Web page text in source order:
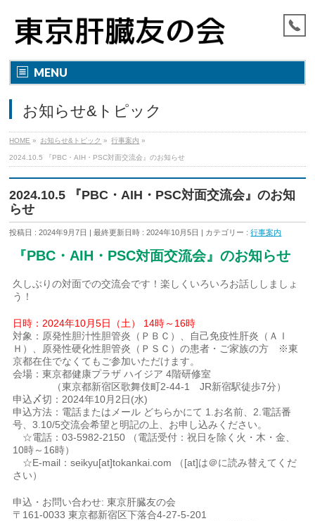
MENU
お知らせ&トピック
HOME » お知らせ&トピック » 行事案内 »
2024.10.5 『PBC・AIH・PSC対面交流会』のお知らせ
2024.10.5 『PBC・AIH・PSC対面交流会』のお知
らせ
投稿日 : 2024年9月7日 最終更新日時 : 2024年10月5日 カテゴリー :行事案内
『PBC・AIH・PSC対面交流会』のお知らせ
久しぶりの対面での交流会です！楽しくいろいろお話ししましょ
う！
日時：2024年10月5日（土） 14時～16時
対象：原発性胆汁性胆管炎（ＰＢＣ）、自己免疫性肝炎（ＡＩ
Ｈ）、原発性硬化性胆管炎（ＰＳＣ）の患者・ご家族の方 ※東
京都在住でなくてもご参加いただけます。
会場：東京都健康プラザ ハイジア 4階研修室
（東京都新宿区歌舞伎町2-44-1 JR新宿駅徒歩7分）
申込〆切：2024年10月2日(水)
申込方法：電話またはメール どちらかにて 1.お名前、2.電話番
号、3.10/5交流会希望と明記の上、お申し込みください。
☆電話：03-5982-2150 （電話受付：祝日を除く火・木・金、
10時～16時）
☆E-mail：seikyu[at]tokankai.com （[at]は＠に読み替えてくだ
さい）
申込・お問い合わせ: 東京肝臓友の会
〒161-0033 東京都新宿区下落合4-27-5-201